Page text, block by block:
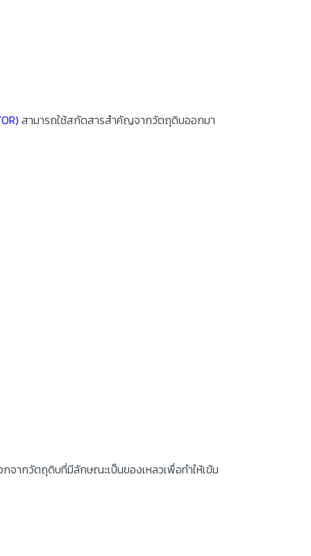
สามารถใช้สกัดสารสำคัญจากวัตถุดิบออกมา
กจากวัตถุดิบที่มีลักษณะเป็นของเหลวเพื่อทำให้เข้ม